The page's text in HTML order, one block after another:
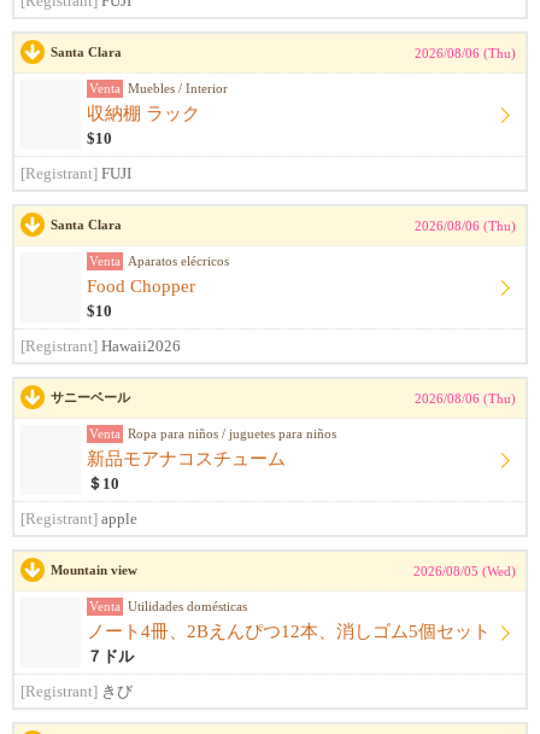
Santa Clara 2026/08/06 (Thu)
Venta Muebles / Interior
収納棚 ラック
$10
[Registrant] FUJI
Santa Clara 2026/08/06 (Thu)
Venta Aparatos elécricos
Food Chopper
$10
[Registrant] Hawaii2026
サニーベール 2026/08/06 (Thu)
Venta Ropa para niños / juguetes para niños
新品モアナコスチューム
＄10
[Registrant] apple
Mountain view 2026/08/05 (Wed)
Venta Utilidades domésticas
ノート4冊、2Bえんぴつ12本、消しゴム5個セット
７ドル
[Registrant] きび